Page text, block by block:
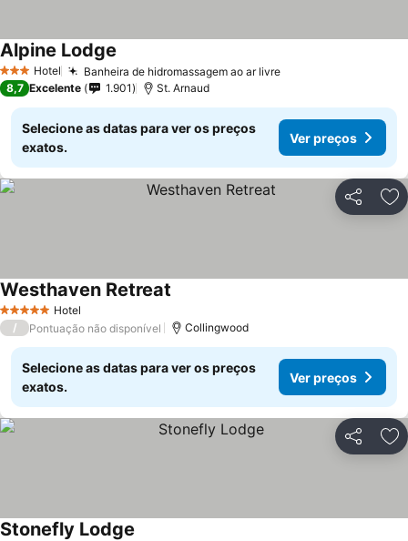
3 EstrelasHotel Banheira de hidromassagem ao ar livre
Alpine Lodge
8,7 Excelente 1.901 St. Arnaud
Selecione as datas para ver os preços
exatos.
Ver preços
Partilhar
5 Estrelas Hotel
Westhaven Retreat
/ Pontuação não disponível Collingwood
Selecione as datas para ver os preços
exatos.
Ver preços
Partilhar
Stonefly Lodge